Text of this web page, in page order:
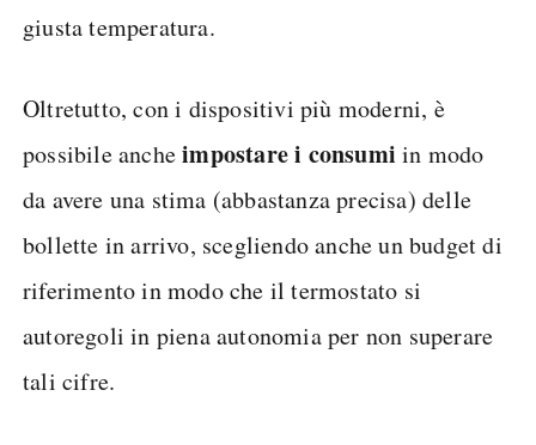
giusta temperatura.
Oltretutto, con i dispositivi più moderni, è
possibile ancheimpostare i consumi in modo
da avere una stima (abbastanza precisa) delle
bollette in arrivo, scegliendo anche un budget di
riferimento in modo che il termostato si
autoregoli in piena autonomia per non superare
tali cifre.